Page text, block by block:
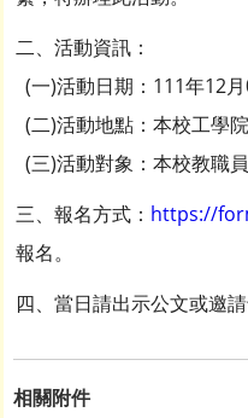
二、活動資訊：
(一)活動日期：111年12
(二)活動地點：本校工學院
(三)活動對象：本校教職
三、報名方式： https://
報名。
四、當日請出示公文或邀請
相關附件